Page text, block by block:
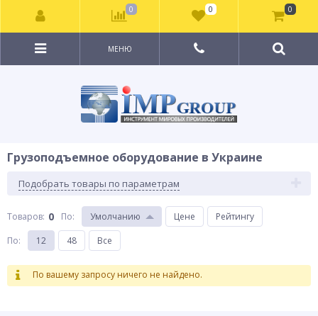
МЕНЮ
Грузоподъемное оборудование в Украине
Подобрать товары по параметрам
Товаров: 0 По: Умолчанию Цене
Рейтингу
По: 12 48 Все
По вашему запросу ничего не найдено.
0 0 0